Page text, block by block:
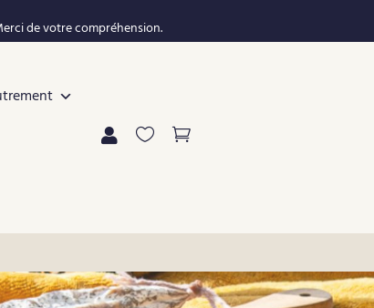
de votre compréhension.
  